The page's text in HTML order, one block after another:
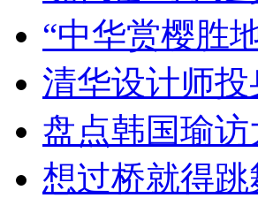
“中华赏樱胜
清华设计师
盘点韩国瑜
想过桥就得